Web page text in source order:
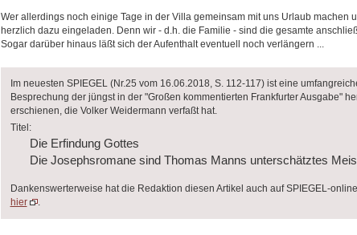
Wer allerdings noch einige Tage in der Villa gemeinsam mit uns Urlaub machen
herzlich dazu eingeladen. Denn wir - d.h. die Familie - sind die gesamte
Sogar darüber hinaus läßt sich der Aufenthalt eventuell noch verlängern ...
Im neuesten SPIEGEL (Nr.25 vom 16.06.2018, S. 112-117) ist eine
Besprechung der jüngst in der "Großen kommentierten Frankfurter Ausgabe"
erschienen, die Volker Weidermann verfaßt hat.
Titel:
Die Erfindung Gottes
Die Josephsromane sind Thomas Manns unterschätztes
Dankenswerterweise hat die Redaktion diesen Artikel auch auf SPIEGEL-
hier
.